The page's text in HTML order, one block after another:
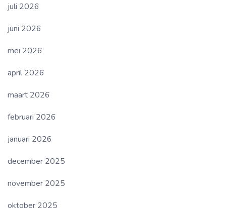
juli 2026
juni 2026
mei 2026
april 2026
maart 2026
februari 2026
januari 2026
december 2025
november 2025
oktober 2025